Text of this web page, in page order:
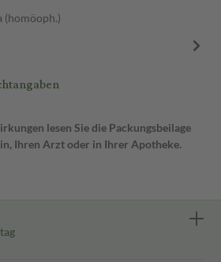
lesen Sie die Packungsbeilage
Ihren Arzt oder in Ihrer Apotheke.